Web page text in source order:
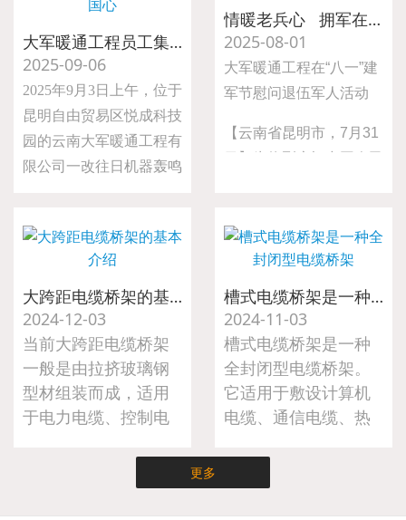
大军暖通工程员工集体观看阅兵：小工厂的大爱国心
2025-09-06
2025年9月3日上午，位于
昆明自由贸易区悦成科技
园的云南大军暖通工程有
限公司一改往日机器轰鸣
共同观看纪念中国人民抗
日战争暨世界反法西斯战
争胜利80周年阅兵式直
播。
情暖老兵心 拥军在行动
2025-08-01
大军暖通工程在“八一”建
军节慰问退伍军人活动
【云南省昆明市，7月31
达对退伍军人的崇高敬意
与深切关怀，大军暖通工
了“八一”建军节慰问退伍
军人活动。公司总经理亲
自前往车间，为公司的退
伍军人送上节日的诚挚问
候与精心准备的慰问礼
大跨距电缆桥架的基本介绍
2024-12-03
当前大跨距电缆桥架
一般是由拉挤玻璃钢
型材组装而成，适用
于电力电缆、控制电
槽式电缆桥架是一种全封闭型电缆桥架
2024-11-03
槽式电缆桥架是一种
全封闭型电缆桥架。
它适用于敷设计算机
电缆、通信电缆、热
敏系统的控制电缆
等。
更多